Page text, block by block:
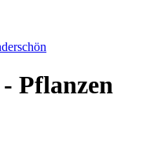
Pflanzen